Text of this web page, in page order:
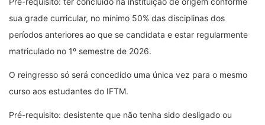
sua grade curricular, no mínimo 50% das disciplinas dos
períodos anteriores ao que se candidata e estar regularmente
matriculado no 1º semestre de 2026.
O reingresso só será concedido uma única vez para o mesmo
curso aos estudantes do IFTM.
Pré-requisito: desistente que não tenha sido desligado ou